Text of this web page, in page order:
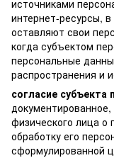
источниками
интернет-ресурсы,
оставляют свои
когда субъектом
персональные
распространения и
согласие субъекта
физического лица о
обработку его
сформулированной